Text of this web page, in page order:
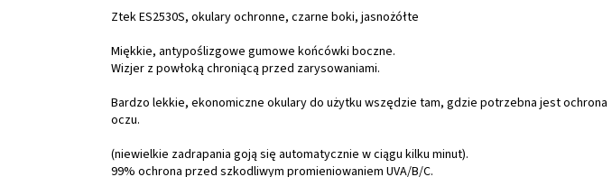
Ztek ES2530S, okulary ochronne, czarne boki, jasnożółte
Miękkie, antypoślizgowe gumowe końcówki boczne.
Wizjer z powłoką chroniącą przed zarysowaniami.
Bardzo lekkie, ekonomiczne okulary do użytku wszędzie tam, gdzie potrzebna jest ochrona
oczu.
(niewielkie zadrapania goją się automatycznie w ciągu kilku minut).
99% ochrona przed szkodliwym promieniowaniem UVA/B/C.